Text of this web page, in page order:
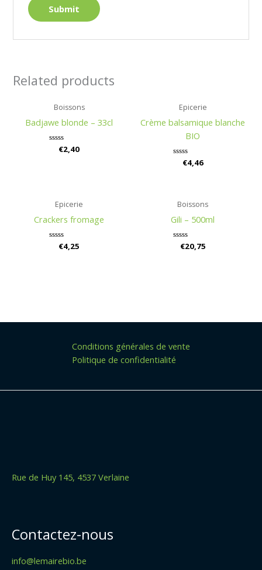
Related products
Boissons
Badjawe blonde – 33cl
Rated
€2,40
Epicerie
Crème balsamique blanche
BIO
Rated
€4,46
Epicerie
Crackers fromage
Rated
€4,25
Boissons
Gili – 500ml
Rated
€20,75
Conditions générales de vente
Politique de confidentialité
Rue de Huy 145, 4537 Verlaine
Contactez-nous
info@lemairebio.be